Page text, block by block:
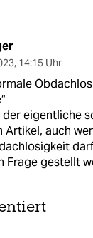
, 14:15 Uhr
der eigentliche
Artikel, auch
Frage gestellt